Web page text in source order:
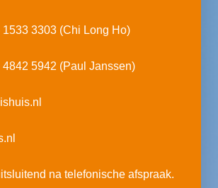
3303 (Chi Long Ho)
5942 (Paul Janssen)
na telefonische afspraak.